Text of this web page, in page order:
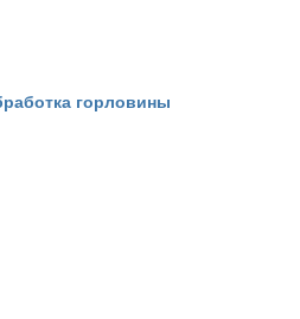
горловины